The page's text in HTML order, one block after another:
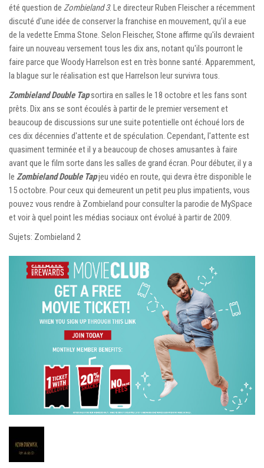
été question de Zombieland 3. Le directeur Ruben Fleischer a récemment
discuté d'une idée de conserver la franchise en mouvement, qu'il a eue
de la vedette Emma Stone. Selon Fleischer, Stone affirme qu'ils devraient
faire un nouveau versement tous les dix ans, notant qu'ils pourront le
faire parce que Woody Harrelson est en très bonne santé. Apparemment,
la blague sur le réalisation est que Harrelson leur survivra tous.
Zombieland Double Tapsortira en salles le 18 octobre et les fans sont
prêts. Dix ans se sont écoulés à partir de le premier versement et
beaucoup de discussions sur une suite potentielle ont échoué lors de
ces dix décennies d'attente et de spéculation. Cependant, l'attente est
quasiment terminée et il y a beaucoup de choses amusantes à faire
avant que le film sorte dans les salles de grand écran. Pour débuter, il y a
le Zombieland Double Tapjeu vidéo en route, qui devra être disponible le
15 octobre. Pour ceux qui demeurent un petit peu plus impatients, vous
pouvez vous rendre à Zombieland pour consulter la parodie de MySpace
et voir à quel point les médias sociaux ont évolué à partir de 2009.
Sujets: Zombieland 2